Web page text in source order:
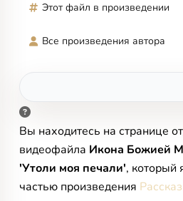
Этот файл в произведении
Все произведения автора
Вы находитесь на странице
видеофайла Икона Божией
'Утоли моя печали', который
частью произведения